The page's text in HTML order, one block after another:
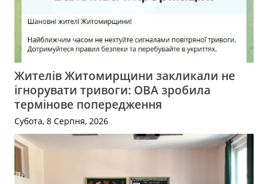
Жителів Житомирщини закликали не
ігнорувати тривоги: ОВА зробила
термінове попередження
Субота, 8 Серпня, 2026